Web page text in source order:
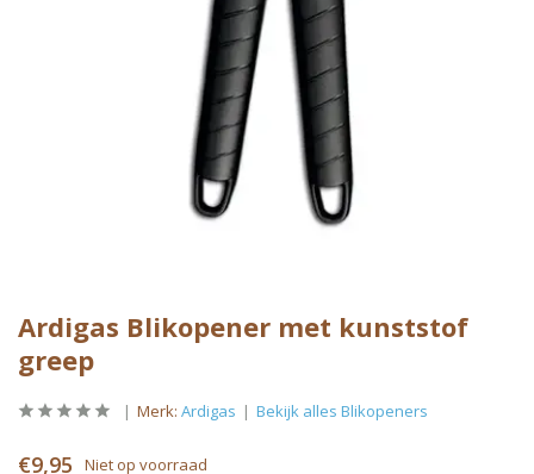
Ardigas Blikopener met kunststof
greep
Merk: Ardigas Bekijk alles Blikopeners
€9,95
Niet op voorraad